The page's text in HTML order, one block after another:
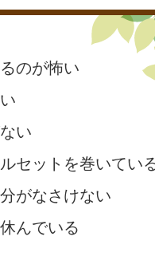
のが怖い
い
セットを巻いてい
がなさけない
んでいる